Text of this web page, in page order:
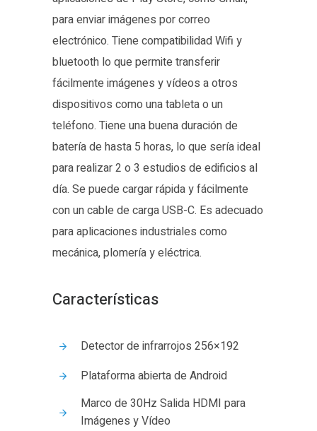
para enviar imágenes por correo
electrónico. Tiene compatibilidad Wifi y
bluetooth lo que permite transferir
fácilmente imágenes y vídeos a otros
dispositivos como una tableta o un
teléfono. Tiene una buena duración de
batería de hasta 5 horas, lo que sería ideal
para realizar 2 o 3 estudios de edificios al
día. Se puede cargar rápida y fácilmente
con un cable de carga USB-C. Es adecuado
para aplicaciones industriales como
mecánica, plomería y eléctrica.
Características
Detector de infrarrojos 256×192
Plataforma abierta de Android
Marco de 30Hz Salida HDMI para
Imágenes y Vídeo